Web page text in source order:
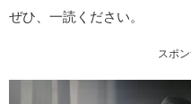
ぜひ、一読ください。
スポ